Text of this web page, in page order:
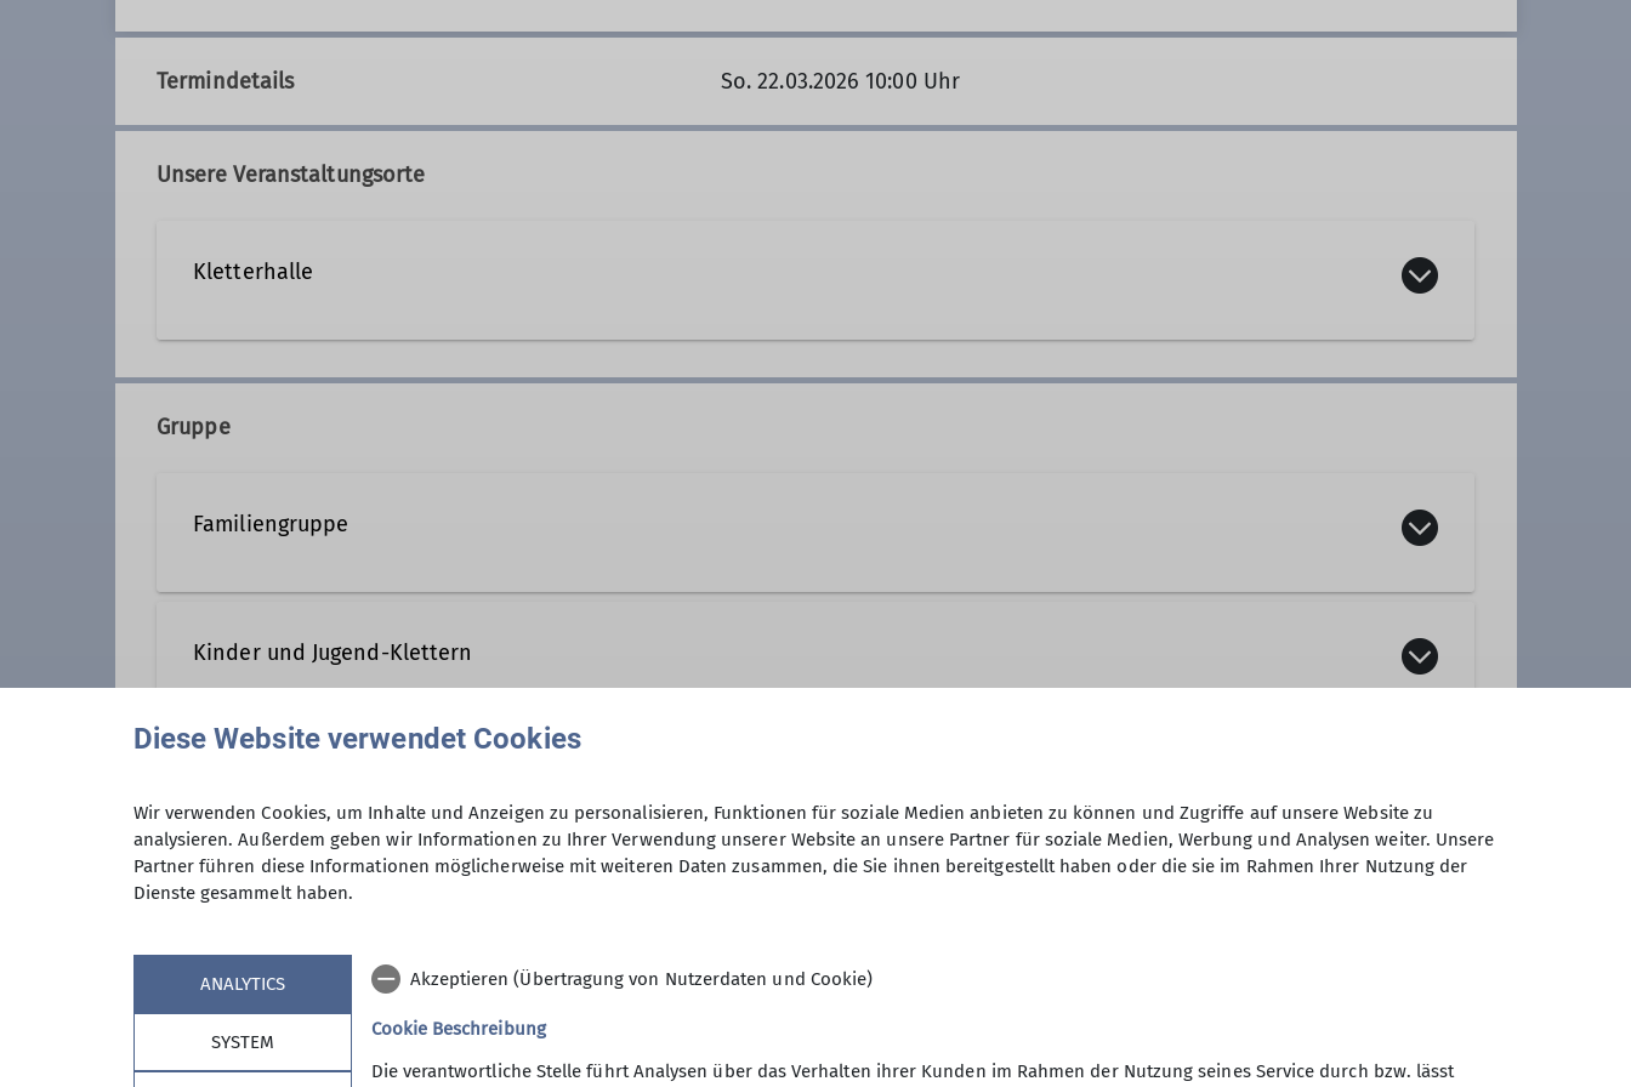
Termindetails So. 22.03.2026 10:00 Uhr
Unsere Veranstaltungsorte
Kletterhalle
Gruppe
Familiengruppe
können alle Mütter, Väter, Omas, Opas usw. mit ihren Kindern oder Enkeln an den Touren teilnehmen.
Kinder und Jugend-Klettern
Klettergruppen finden statt:
15.00 – 16.00 Uhr Schulklettern bzw. Infos bei Irmi Feih
16.15 - 17.15 Uhr VHS-Klettern (16. Sept. bis 14. Okt.; 04. Nov. bis 02.Dez.), Infos bei Irmi Feih
Dienstag
17:00 - 18:00 Uhr: Kinderklettern mit Sylvia
Mittwoch
14.00 - 15.45 Uhr: Special Olympics mit Stefan und Diana
16.00 - 17.00 Uhr: Kinderklettern mit Andreas und Markus
17.00 - 18.00 Uhr: Jugendklettern mit Andreas
Unsere Jugendgruppe unternimmt zuhause oder in den Bergen mit euch erlebnisreiche und spannende Touren und
Diese Website verwendet Cookies
Wir verwenden Cookies, um Inhalte und Anzeigen zu personalisieren, Funktionen für soziale Medien anbieten zu können und Zugriffe auf unsere Website zu
analysieren. Außerdem geben wir Informationen zu Ihrer Verwendung unserer Website an unsere Partner für soziale Medien, Werbung und Analysen weiter. Unsere
Partner führen diese Informationen möglicherweise mit weiteren Daten zusammen, die Sie ihnen bereitgestellt haben oder die sie im Rahmen Ihrer Nutzung der
Dienste gesammelt haben.
ANALYTICS
SYSTEM
Akzeptieren (Übertragung von Nutzerdaten und Cookie)
Cookie Beschreibung
Die verantwortliche Stelle führt Analysen über das Verhalten ihrer Kunden im Rahmen der Nutzung seines Service durch bzw. lässt